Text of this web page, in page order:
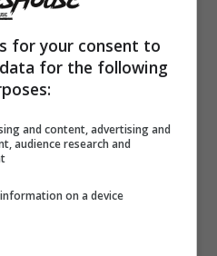
totale,
Ultimo beneficio,
riesce a coprire i
isolamento che serve
sull’attività in atto.
musica può essere
for your consent to
for the following
and content, advertising and
audience research and
on a device